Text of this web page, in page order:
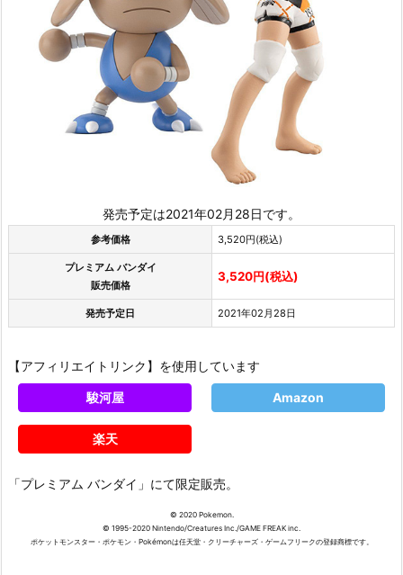
発売予定は2021年02月28日です。
参考価格 3,520円(税込)
プレミアム バンダイ
販売価格
3,520円(税込)
発売予定日 2021年02月28日
【アフィリエイトリンク】を使用しています
駿河屋 Amazon
楽天
「プレミアム バンダイ」にて限定販売。
© 2020 Pokemon.
© 1995-2020 Nintendo/Creatures Inc./GAME FREAK inc.
ポケットモンスター・ポケモン・Pokémonは任天堂・クリーチャーズ・ゲームフリークの登録商標です。